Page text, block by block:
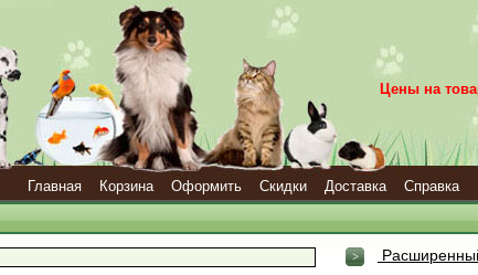
Цены на
Главная Корзина Оформить Скидки Доставка Справка